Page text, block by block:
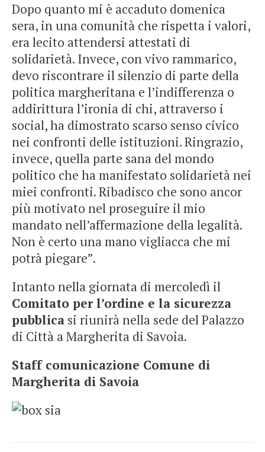
Dopo quanto mi è accaduto domenica
sera, in una comunità che rispetta i valori,
era lecito attendersi attestati di
solidarietà. Invece, con vivo rammarico,
devo riscontrare il silenzio di parte della
politica margheritana e l’indifferenza o
addirittura l’ironia di chi, attraverso i
social, ha dimostrato scarso senso civico
nei confronti delle istituzioni. Ringrazio,
invece, quella parte sana del mondo
politico che ha manifestato solidarietà nei
miei confronti. Ribadisco che sono ancor
più motivato nel proseguire il mio
mandato nell’affermazione della legalità.
Non è certo una mano vigliacca che mi
potrà piegare”.
Intanto nella giornata di mercoledì il
Comitato per l’ordine e la sicurezza
pubblica si riunirà nella sede del Palazzo
di Città a Margherita di Savoia.
Staff comunicazione Comune di
Margherita di Savoia